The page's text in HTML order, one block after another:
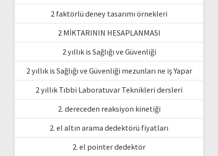
2 faktörlü deney tasarımı örnekleri
2 MİKTARININ HESAPLANMASI
2 yıllık is Sağlığı ve Güvenliği
2 yıllık is Sağlığı ve Güvenliği mezunları ne iş Yapar
2 yıllık Tıbbi Laboratuvar Teknikleri dersleri
2. dereceden reaksiyon kinetiği
2. el altın arama dedektörü fiyatları
2. el pointer dedektör